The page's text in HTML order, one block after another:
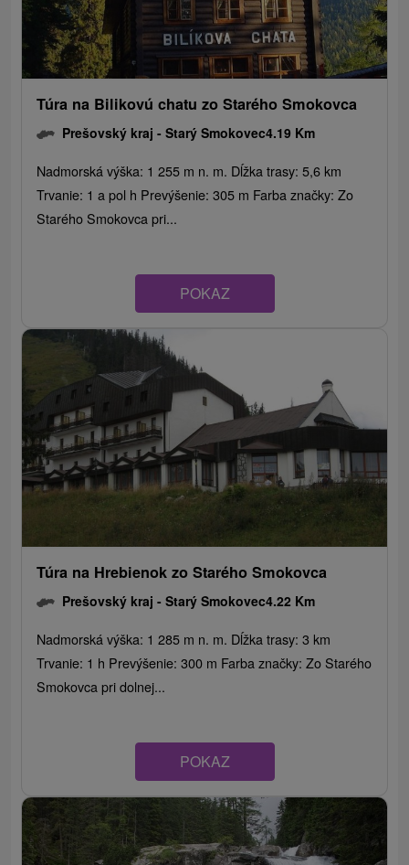
Túra na Bilikovú chatu zo Starého Smokovca
Prešovský kraj -Starý Smokovec4.19 Km
Nadmorská výška: 1 255 m n. m. Dĺžka trasy: 5,6 km
Trvanie: 1 a pol h Prevýšenie: 305 m Farba značky: Zo
Starého Smokovca pri...
POKAZ
Túra na Hrebienok zo Starého Smokovca
Prešovský kraj -Starý Smokovec4.22 Km
Nadmorská výška: 1 285 m n. m. Dĺžka trasy: 3 km
Trvanie: 1 h Prevýšenie: 300 m Farba značky: Zo Starého
Smokovca pri dolnej...
POKAZ